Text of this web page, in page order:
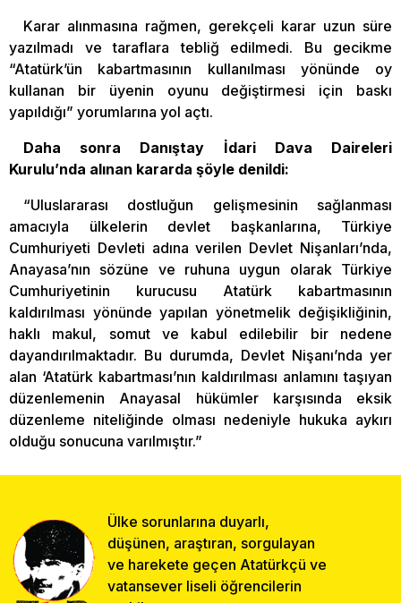
Karar alınmasına rağmen, gerekçeli karar uzun süre
yazılmadı ve taraflara tebliğ edilmedi. Bu gecikme
“Atatürk’ün kabartmasının kullanılması yönünde oy
kullanan bir üyenin oyunu değiştirmesi için baskı
yapıldığı” yorumlarına yol açtı.
​Daha sonra Danıştay İdari Dava Daireleri
Kurulu’nda alınan kararda şöyle denildi:
“Uluslararası dostluğun gelişmesinin sağlanması
amacıyla ülkelerin devlet başkanlarına, Türkiye
Cumhuriyeti Devleti adına verilen Devlet Nişanları’nda,
Anayasa’nın sözüne ve ruhuna uygun olarak Türkiye
Cumhuriyetinin kurucusu Atatürk kabartmasının
kaldırılması yönünde yapılan yönetmelik değişikliğinin,
haklı makul, somut ve kabul edilebilir bir nedene
dayandırılmaktadır. Bu durumda, Devlet Nişanı’nda yer
alan ‘Atatürk kabartması’nın kaldırılması anlamını taşıyan
düzenlemenin Anayasal hükümler karşısında eksik
düzenleme niteliğinde olması nedeniyle hukuka aykırı
olduğu sonucuna varılmıştır.”
Ülke sorunlarına duyarlı,
düşünen, araştıran, sorgulayan
ve harekete geçen Atatürkçü ve
vatansever liseli öğrencilerin